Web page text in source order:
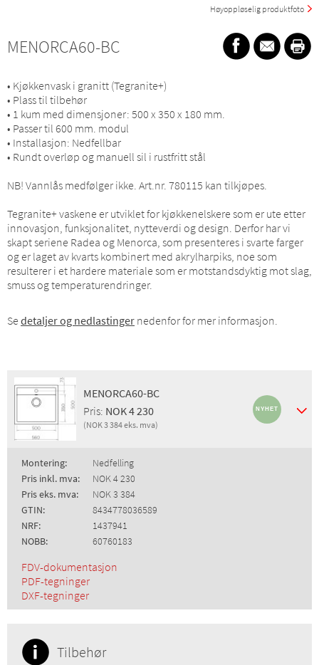
Høyoppløselig produktfoto
MENORCA60-BC
• Kjøkkenvask i granitt (Tegranite+)
• Plass til tilbehør
• 1 kum med dimensjoner: 500 x 350 x 180 mm.
• Passer til 600 mm. modul
• Installasjon: Nedfellbar
• Rundt overløp og manuell sil i rustfritt stål
NB! Vannlås medfølger ikke. Art.nr. 780115 kan tilkjøpes.
Tegranite+ vaskene er utviklet for kjøkkenelskere som er ute etter
innovasjon, funksjonalitet, nytteverdi og design. Derfor har vi
skapt seriene Radea og Menorca, som presenteres i svarte farger
og er laget av kvarts kombinert med akrylharpiks, noe som
resulterer i et hardere materiale som er motstandsdyktig mot slag,
smuss og temperaturendringer.
Se detaljer og nedlastinger nedenfor for mer informasjon.
MENORCA60-BC
Pris: NOK 4 230
(NOK 3 384 eks. mva)
Montering:
Nedfelling
Pris inkl. mva:
NOK 4 230
Pris eks. mva:
NOK 3 384
GTIN:
8434778036589
NRF:
1437941
NOBB:
60760183
FDV-dokumentasjon
PDF-tegninger
DXF-tegninger
Tilbehør